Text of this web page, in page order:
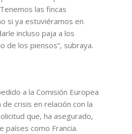
las fincas
si ya estuviéramos en
incluso paja a los
de los piensos”, subraya.
a la Comisión Europea
crisis en relación con la
que, ha asegurado,
países como Francia.